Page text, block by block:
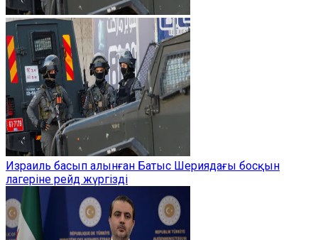
Израиль басып алынған Батыс Шериядағы босқын
лагеріне рейд жүргізді